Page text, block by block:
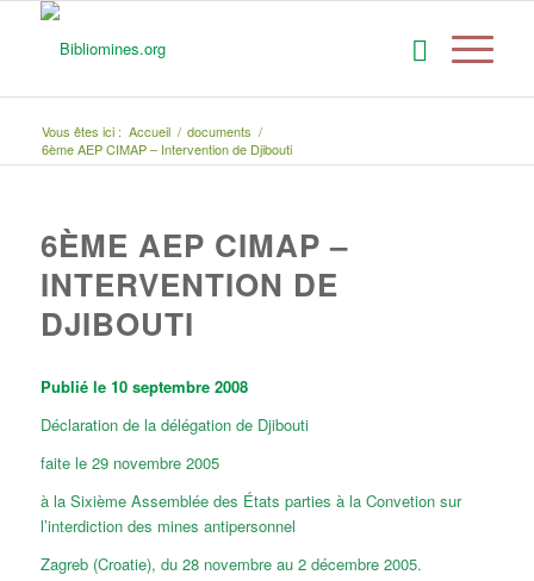
Vous êtes ici : Accueil / documents /
6ème AEP CIMAP – Intervention de Djibouti
6ÈME AEP CIMAP –
INTERVENTION DE
DJIBOUTI
Publié le 10 septembre 2008
Déclaration de la délégation de Djibouti
faite le 29 novembre 2005
à la Sixième Assemblée des États parties à la Convetion sur
l’interdiction des mines antipersonnel
Zagreb (Croatie), du 28 novembre au 2 décembre 2005.